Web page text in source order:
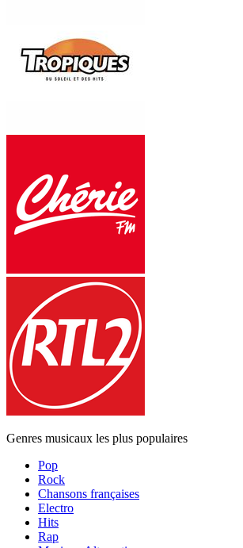
Genres musicaux les plus populaires
Pop
Rock
Chansons françaises
Electro
Hits
Rap